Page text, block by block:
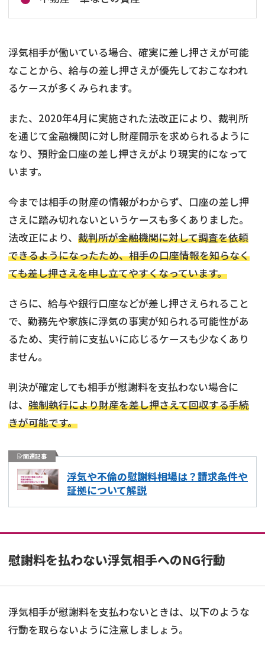
浮気相手が働いている場合、確実に差し押さえが可能
なことから、給与の差し押さえが優先しておこなわれ
るケースが多くみられます。
また、2020年4月に実施された法改正により、裁判所
を通じて金融機関に対し財産開示を求められるように
なり、預貯金口座の差し押さえがより現実的になって
います。
今までは相手の財産の情報がわからず、口座の差し押
さえに踏み切れないというケースも多くありました。
法改正により、 裁判所が金融機関に対して調査を依頼
できるようになったため、相手の口座情報を知らなく
ても差し押さえを申し立てやすくなっています。
さらに、給与や銀行口座などが差し押さえられること
で、勤務先や家族に浮気の事実が知られる可能性があ
るため、実行前に支払いに応じるケースも少なくあり
ません。
判決が確定しても相手が慰謝料を支払わない場合に
は、 強制執行により財産を差し押さえて回収する手続
きが可能です。
関連記事
浮気や不倫の慰謝料相場は？請求条件や
証拠について解説
慰謝料を払わない浮気相手へのNG行動
浮気相手が慰謝料を支払わないときは、以下のような
行動を取らないように注意しましょう。